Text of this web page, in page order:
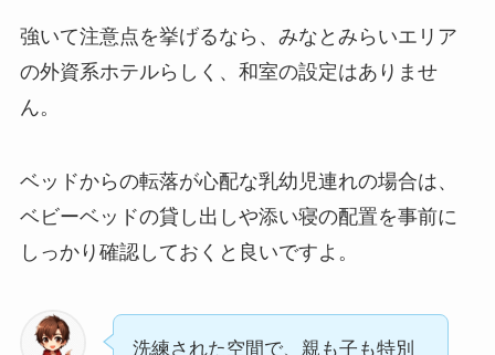
強いて注意点を挙げるなら、みなとみらいエリア
の外資系ホテルらしく、和室の設定はありませ
ん。
ベッドからの転落が心配な乳幼児連れの場合は、
ベビーベッドの貸し出しや添い寝の配置を事前に
しっかり確認しておくと良いですよ。
洗練された空間で、親も子も特別